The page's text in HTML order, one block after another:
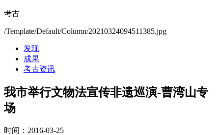
考古
/Template/Default/Column/20210324094511385.jpg
发现
成果
考古资讯
我市举行文物法宣传非遗巡演-曹湾山专
场
时间：2016-03-25